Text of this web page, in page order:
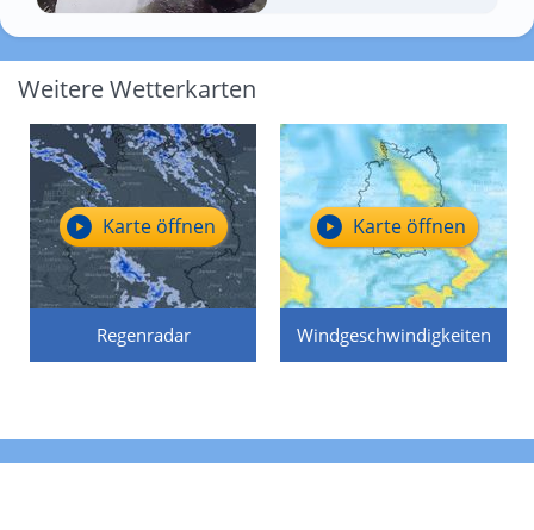
Weitere Wetterkarten
Regenradar
Karte öffnen
Windgeschwindigkeiten
Karte öffnen